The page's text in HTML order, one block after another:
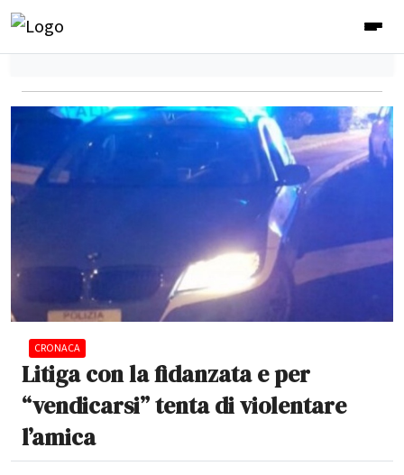
CRONACA
Litiga con la fidanzata e per
“vendicarsi” tenta di violentare
l’amica